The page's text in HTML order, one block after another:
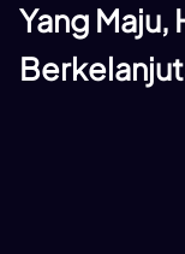
Yang Maju,